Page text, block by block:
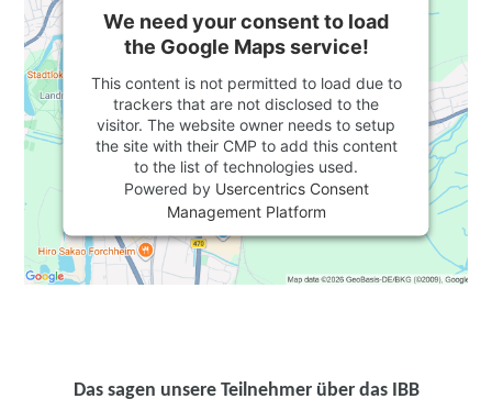
We need your consent to load
the Google Maps service!
This content is not permitted to load due to
trackers that are not disclosed to the
visitor. The website owner needs to setup
the site with their CMP to add this content
to the list of technologies used.
Powered by Usercentrics Consent
Management Platform
Das sagen unsere Teilnehmer über das IBB